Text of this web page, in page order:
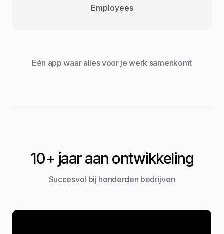
Employees
Eén app waar alles voor je werk samenkomt
10+ jaar aan ontwikkeling
Succesvol bij honderden bedrijven